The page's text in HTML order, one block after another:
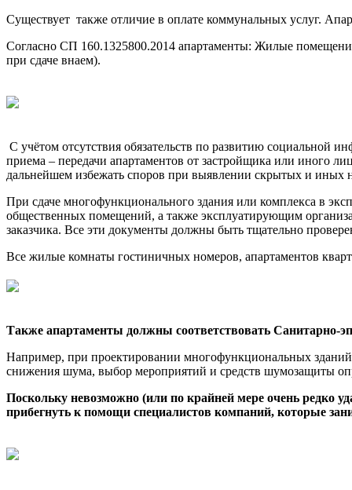
Существует также отличие в оплате коммунальных услуг.
Согласно СП 160.1325800.2014 апартаменты: Жилые
при сдаче внаем).
С учётом отсутствия обязательств по развитию социальной
приема – передачи апартаментов от застройщика или иного
дальнейшем избежать споров при выявлении скрытых и иных
При сдаче многофункционального здания или комплекса в
общественных помещений, а также эксплуатирующим
заказчика. Все эти документы должны быть тщательно
Все жилые комнаты гостиничных номеров, апартаментов
Также апартаменты должны соответствовать Санитарно-
Например, при проектировании многофункциональных
снижения шума, выбор мероприятий и средств шумозащиты
Поскольку невозможно (или по крайней мере очень редко
прибегнуть к помощи специалистов компаний, которые